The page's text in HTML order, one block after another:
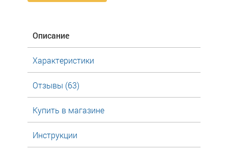
Описание
Характеристики
Отзывы (63)
Купить в магазине
Инструкции